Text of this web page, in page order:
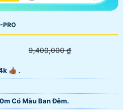
PRO
9,400,000 ₫
👍🏾 .
Có Màu Ban Ðêm.